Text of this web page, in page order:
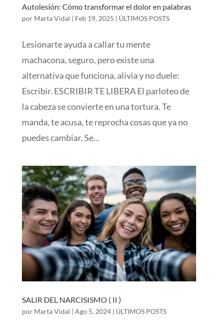
Autolesión: Cómo transformar el dolor en palabras
por Marta Vidal | Feb 19, 2025 | ÚLTIMOS POSTS
Lesionarte ayuda a callar tu mente
machacona, seguro, pero existe una
alternativa que funciona, alivia y no duele:
Escribir. ESCRIBIR TE LIBERA El parloteo de
la cabeza se convierte en una tortura. Te
manda, te acusa, te reprocha cosas que ya no
puedes cambiar. Se...
SALIR DEL NARCISISMO ( II )
por Marta Vidal | Ago 5, 2024| ÚLTIMOS POSTS